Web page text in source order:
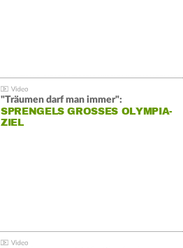
"Träumen darf man immer":
SPRENGELS GROSSES OLYMPIA-Z
IEL